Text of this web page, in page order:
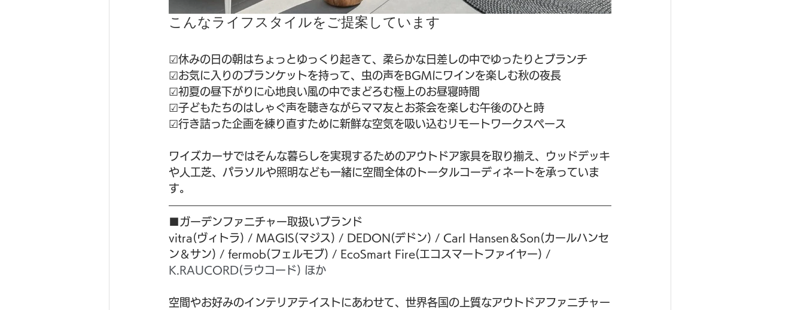
こんなライフスタイルをご提案しています
☑休みの日の朝はちょっとゆっくり起きて、柔らかな日差しの中でゆったりとブランチ
☑お気に入りのブランケットを持って、虫の声をBGMにワインを楽しむ秋の夜長
☑初夏の昼下がりに心地良い風の中でまどろむ極上のお昼寝時間
☑子どもたちのはしゃぐ声を聴きながらママ友とお茶会を楽しむ午後のひと時
☑行き詰った企画を練り直すために新鮮な空気を吸い込むリモートワークスペース
ワイズカーサではそんな暮らしを実現するためのアウトドア家具を取り揃え、ウッドデッキ
や人工芝、パラソルや照明なども一緒に空間全体のトータルコーディネートを承っていま
す。
■ガーデンファニチャー取扱いブランド
vitra(ヴィトラ) / MAGIS(マジス) / DEDON(デドン) / Carl Hansen＆Son(カールハンセ
ン＆サン) / fermob(フェルモブ) / EcoSmart Fire(エコスマートファイヤー) /
K.RAUCORD(ラウコード) ほか
空間やお好みのインテリアテイストにあわせて、世界各国の上質なアウトドアファニチャー